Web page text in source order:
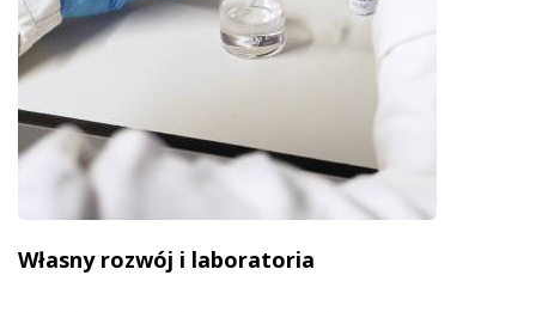
Własny rozwój i laboratoria